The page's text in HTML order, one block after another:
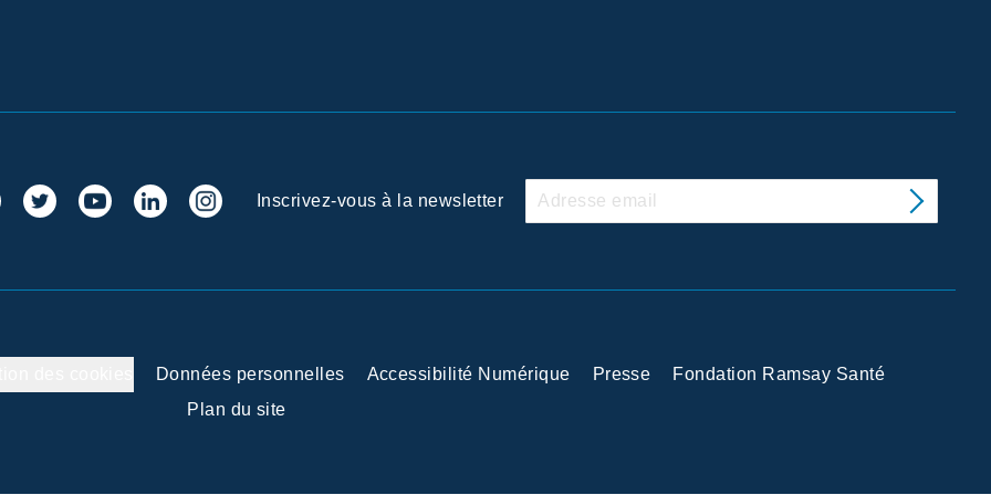
Inscrivez-vous à la newsletter
Données personnelles Accessibilité Numérique Presse
Fondation Ramsay Santé
Plan du site
de confidentialité, en garantissant la conformité avec les réglementations. Personnalisez vos préférences